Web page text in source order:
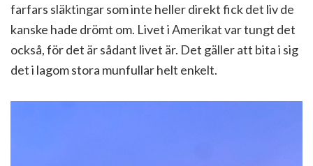
farfars släktingar som inte heller direkt fick det liv de
kanske hade drömt om. Livet i Amerikat var tungt det
också, för det är sådant livet är. Det gäller att bita i sig
det i lagom stora munfullar helt enkelt.